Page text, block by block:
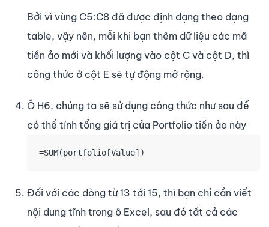
Bởi vì vùng C5:C8 đã được định dạng theo dạng
table, vậy nên, mỗi khi bạn thêm dữ liệu các mã
tiền ảo mới và khối lượng vào cột C và cột D, thì
công thức ở cột E sẽ tự động mở rộng.
Ô H6, chúng ta sẽ sử dụng công thức như sau để
có thể tính tổng giá trị của Portfolio tiền ảo này
=SUM(portfolio[Value])
Đối với các dòng từ 13 tới 15, thì bạn chỉ cần viết
nội dung tĩnh trong ô Excel, sau đó tất cả các